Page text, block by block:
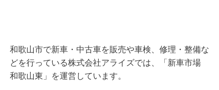
和歌山市で新車・中古車を販売や車検、修理・整備な
どを行っている株式会社アライズでは、「新車市場
和歌山東」を運営しています。